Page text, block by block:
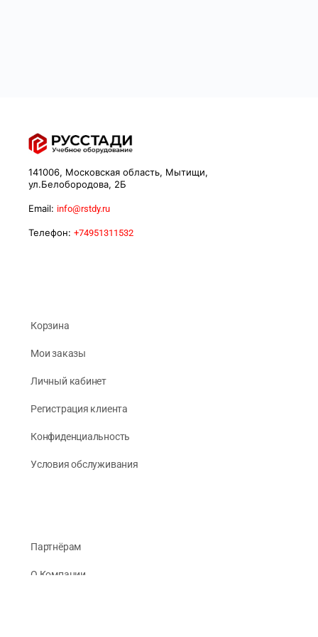
141006, Московская область, Мытищи,
ул.Белобородова, 2Б
Email: info@rstdy.ru
Телефон: +74951311532
Корзина
Мои заказы
Личный кабинет
Регистрация клиента
Конфиденциальность
Условия обслуживания
Партнёрам
О Компании